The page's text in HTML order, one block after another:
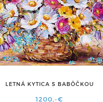
LETNÁ KYTICA S BABÔČKOU
1200,-€